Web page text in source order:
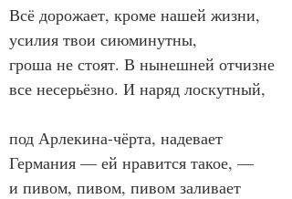
Всё дорожает, кроме нашей жизни,
усилия твои сиюминутны,
гроша не стоят. В нынешней отчизне
все несерьёзно. И наряд лоскутный,
под Арлекина-чёрта, надевает
Германия — ей нравится такое, —
и пивом, пивом, пивом заливает